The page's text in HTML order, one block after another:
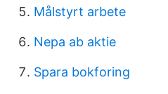
Målstyrt arbete
Nepa ab aktie
Spara bokforing